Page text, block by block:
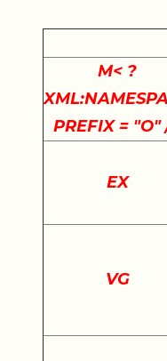
M< ?
PREFIX = "O"
EX
VG